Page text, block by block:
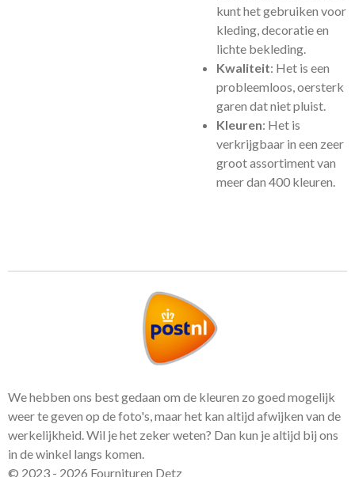
kunt het gebruiken voor
kleding, decoratie en
lichte bekleding.
Kwaliteit: Het is een
probleemloos, oersterk
garen dat niet pluist.
Kleuren: Het is
verkrijgbaar in een zeer
groot assortiment van
meer dan 400 kleuren.
We hebben ons best gedaan om de kleuren zo goed mogelijk
weer te geven op de foto's, maar het kan altijd afwijken van de
werkelijkheid. Wil je het zeker weten? Dan kun je altijd bij ons
in de winkel langs komen.
© 2023 - 2026 Fournituren Detz